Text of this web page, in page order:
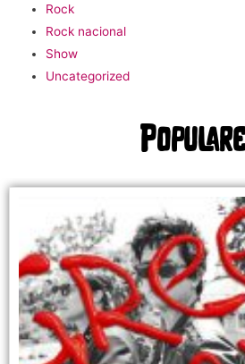
Rock
Rock nacional
Show
Uncategorized